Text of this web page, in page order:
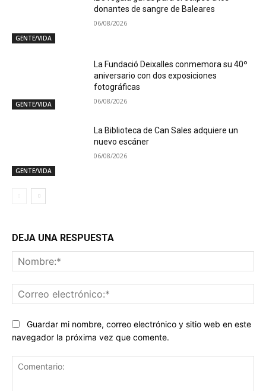
GENTE/VIDA
donantes de sangre de Baleares
06/08/2026
GENTE/VIDA
La Fundació Deixalles conmemora su 40º
aniversario con dos exposiciones
fotográficas
06/08/2026
GENTE/VIDA
La Biblioteca de Can Sales adquiere un
nuevo escáner
06/08/2026
DEJA UNA RESPUESTA
Guardar mi nombre, correo electrónico y sitio web en este
navegador la próxima vez que comente.